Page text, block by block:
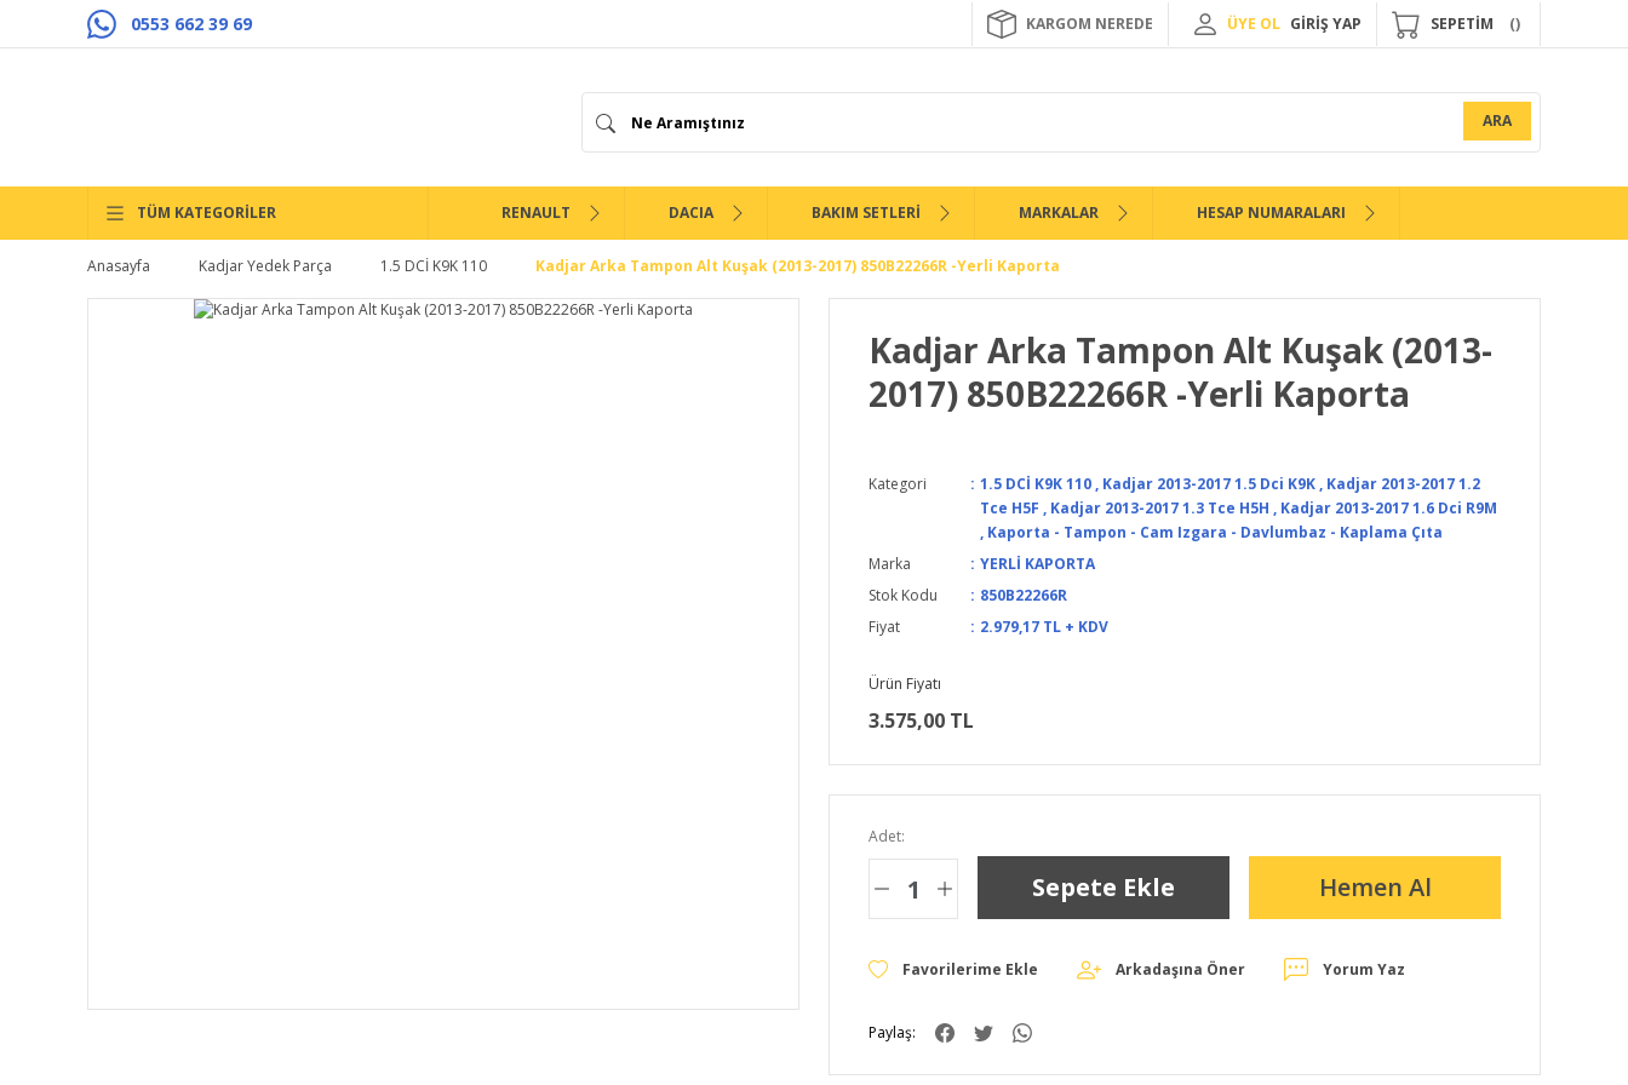
0553 662 39 69 KARGOM NEREDE ÜYE OL GİRİŞ YAP SEPETİM
ARA
TÜM KATEGORİLER RENAULT DACIA BAKIM SETLERİ MARKALAR HESAP NUMARALARI
Anasayfa Kadjar Yedek Parça 1.5 DCİ K9K 110 Kadjar Arka Tampon Alt Kuşak (2013-2017) 850B22266R -Yerli Kaporta
Kadjar Arka Tampon Alt Kuşak (2013-
2017) 850B22266R -Yerli Kaporta
Kategori 1.5 DCİ K9K 110 , Kadjar 2013-2017 1.5 Dci K9K , Kadjar 2013-2017 1.2
Tce H5F , Kadjar 2013-2017 1.3 Tce H5H , Kadjar 2013-2017 1.6 Dci R9M
, Kaporta - Tampon - Cam Izgara - Davlumbaz - Kaplama Çıta
Marka
YERLİ KAPORTA
Stok Kodu
850B22266R
Fiyat
2.979,17 TL + KDV
Ürün Fiyatı
3.575,00 TL
Adet:
Sepete Ekle Hemen Al
Arkadaşına Öner Yorum Yaz
Paylaş: